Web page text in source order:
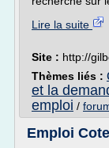
Lire la suite
Site : http://
Thèmes liés :
et la
emploi /
Emploi